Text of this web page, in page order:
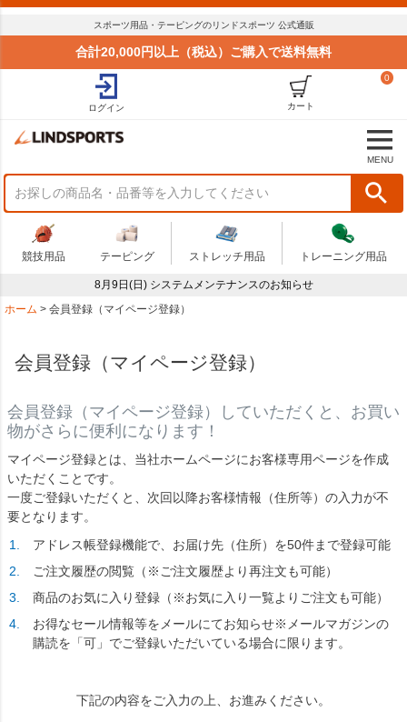
スポーツ用品・テーピングのリンドスポーツ 公式通販
合計20,000円以上（税込）ご購入で送料無料
ログイン
0
カート
MENU
競技用品 テーピング ストレッチ用品 トレーニング用品
8月9日(日) システムメンテナンスのお知らせ
ホーム
会員登録（マイページ登録）
会員登録（マイページ登録）
会員登録（マイページ登録）していただくと、お買い
物がさらに便利になります！
マイページ登録とは、当社ホームページにお客様専用ページを作成
いただくことです。
一度ご登録いただくと、次回以降お客様情報（住所等）の入力が不
要となります。
アドレス帳登録機能で、お届け先（住所）を50件まで登録可能
ご注文履歴の閲覧（※ご注文履歴より再注文も可能）
商品のお気に入り登録（※お気に入り一覧よりご注文も可能）
お得なセール情報等をメールにてお知らせ※メールマガジンの
購読を「可」でご登録いただいている場合に限ります。
下記の内容をご入力の上、お進みください。